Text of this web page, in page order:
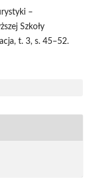
–
Szkoły
t. 3, s. 45–52.